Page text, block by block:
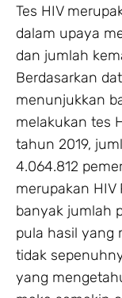
Tes HIV
dalam upaya
dan jumlah
Berdasarkan
menunjukkan
melakukan tes
tahun 2019,
4.064.812
merupakan HIV
banyak jumlah
pula hasil yang
tidak
yang